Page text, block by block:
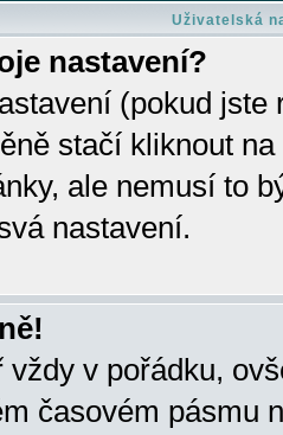
Uživatelská
nastavení?
(pokud
stačí kliknout
ale nemusí to
nastavení.
vždy v pořádku,
časovém pásmu